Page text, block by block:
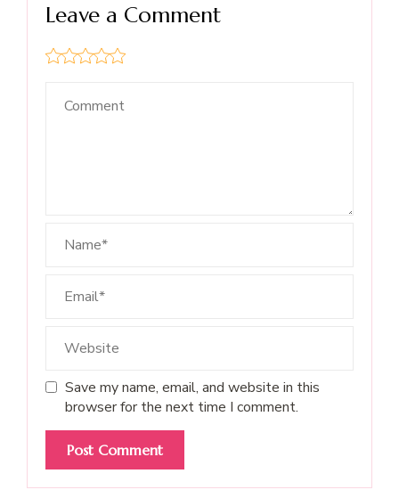
Leave a Comment
Save my name, email, and website in this
browser for the next time I comment.